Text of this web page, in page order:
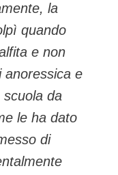
la
quando
e non
anoressica e
da
le ha dato
di